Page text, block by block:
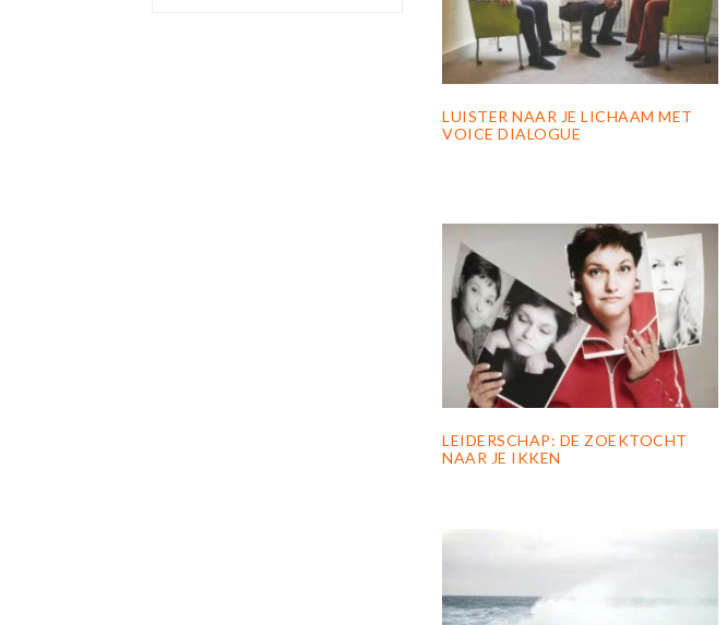
LUISTER NAAR JE LICHAAM MET
VOICE DIALOGUE
LEIDERSCHAP: DE ZOEKTOCHT
NAAR JE IKKEN